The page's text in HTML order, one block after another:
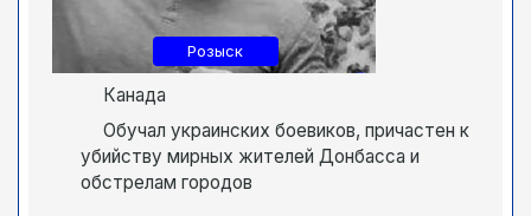
Розыск
Канада
Обучал украинских боевиков, причастен к
убийству мирных жителей Донбасса и
обстрелам городов